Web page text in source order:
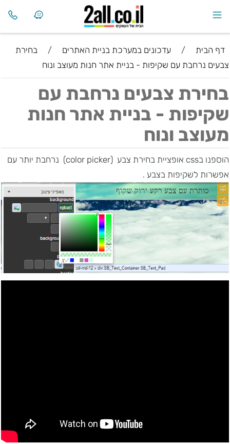
דף הבית / עדכונים במערכת בניית האתרים /
בחירת
צבעים נרחבת עם שקיפות - בניית אתר חנות מעוצב ונוח
בחירת צבעים נרחבת עם
שקיפות - בניית אתר חנות
מעוצב ונוח
הוספנו בcss אופציית בחירת צבע ((color picker נרחבת יותר עם
אפשרות לשקיפות בצבע .